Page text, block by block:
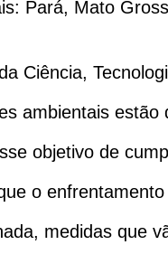
Pará, Mato
Ciência,
ambientais
objetivo de
o
medidas que